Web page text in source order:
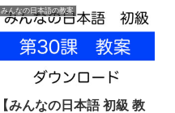
みんなの日本語の教案
【みんなの日本語 初級 教